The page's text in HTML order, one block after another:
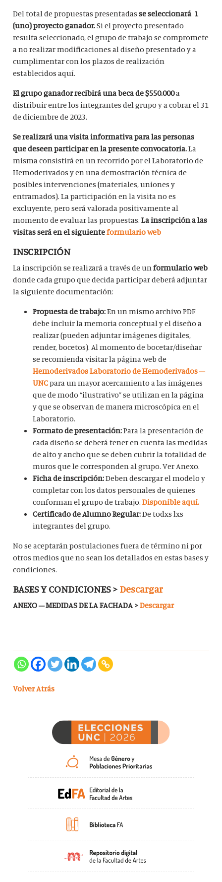
Del total de propuestas presentadas se seleccionará 1
(uno) proyecto ganador.Si el proyecto presentado
resulta seleccionado, el grupo de trabajo se compromete
a no realizar modificaciones al diseño presentado y a
cumplimentar con los plazos de realización
establecidos aquí.
El grupo ganador recibirá una beca de $550.000a
distribuir entre los integrantes del grupo y a cobrar el 31
de diciembre de 2023.
Se realizará una visita informativa para las personas
que deseen participar en la presente convocatoria.La
misma consistirá en un recorrido por el Laboratorio de
Hemoderivados y en una demostración técnica de
posibles intervenciones (materiales, uniones y
entramados). La participación en la visita no es
excluyente, pero será valorada positivamente al
momento de evaluar las propuestas.La inscripción a las
visitas será en el siguienteformulario web
INSCRIPCIÓN
La inscripción se realizará a través de unformulario web
donde cada grupo que decida participar deberá adjuntar
la siguiente documentación:
Propuesta de trabajo:En un mismo archivo PDF
debe incluir la memoria conceptual y el diseño a
realizar (pueden adjuntar imágenes digitales,
render, bocetos). Al momento de bocetar/diseñar
se recomienda visitar la página web de
Hemoderivados Laboratorio de Hemoderivados –
UNCpara un mayor acercamiento a las imágenes
que de modo “ilustrativo” se utilizan en la página
y que se observan de manera microscópica en el
Laboratorio.
Formato de presentación:Para la presentación de
cada diseño se deberá tener en cuenta las medidas
de alto y ancho que se deben cubrir la totalidad de
muros que le corresponden al grupo. Ver Anexo.
Ficha de inscripción:Deben descargar el modelo y
completar con los datos personales de quienes
conforman el grupo de trabajo.Disponible aquí.
Certificado de Alumno Regular:De todxs lxs
integrantes del grupo.
No se aceptarán postulaciones fuera de término ni por
otros medios que no sean los detallados en estas bases y
condiciones.
BASES Y CONDICIONES > Descargar
ANEXO – MEDIDAS DE LA FACHADA >Descargar
Volver Atrás